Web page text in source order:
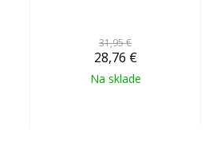
31,95 €
28,76 €
Na sklade